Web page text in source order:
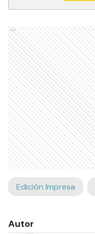
Ads
Edición Impresa
Autor